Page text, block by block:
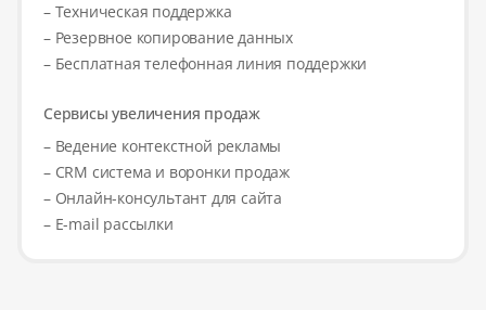
– Техническая поддержка
– Резервное копирование данных
– Бесплатная телефонная линия поддержки
Сервисы увеличения продаж
– Ведение контекстной рекламы
– CRM система и воронки продаж
– Онлайн-консультант для сайта
– E-mail рассылки